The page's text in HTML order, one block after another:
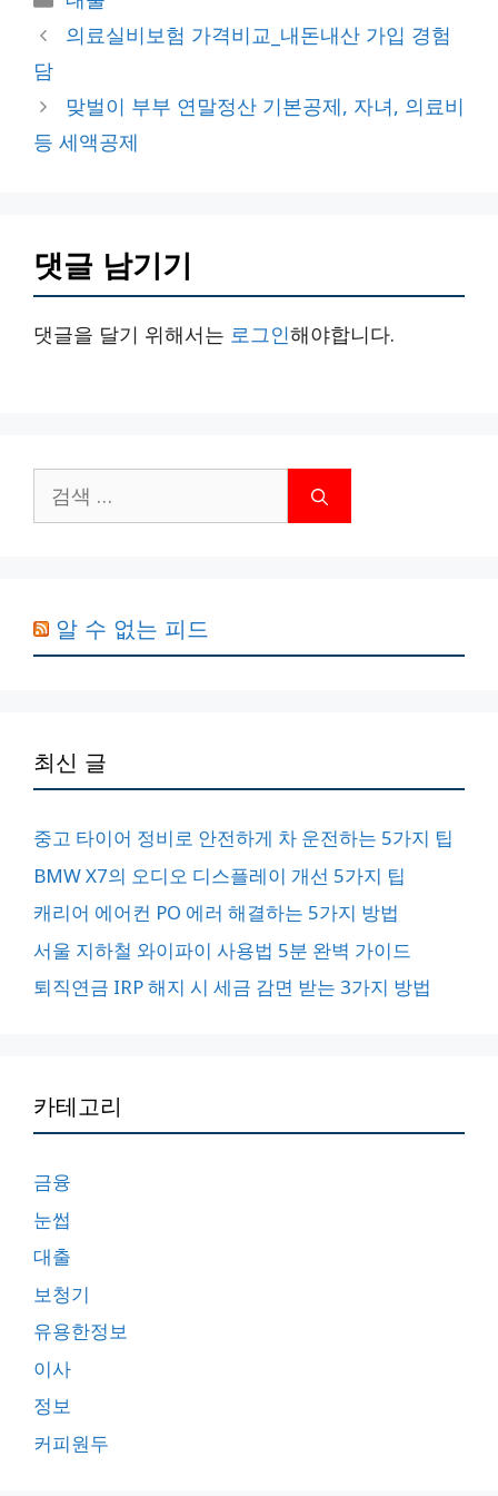
테
고
의료실비보험 가격비교_내돈내산 가입 경험
담
맞벌이 부부 연말정산 기본공제, 자녀, 의료비
등 세액공제
댓글 남기기
댓글을 달기 위해서는 로그인해야합니다.
색:
알 수 없는 피드
최신 글
중고 타이어 정비로 안전하게 차 운전하는 5가지 팁
BMW X7의 오디오 디스플레이 개선 5가지 팁
캐리어 에어컨 PO 에러 해결하는 5가지 방법
서울 지하철 와이파이 사용법 5분 완벽 가이드
퇴직연금 IRP 해지 시 세금 감면 받는 3가지 방법
카테고리
금융
눈썹
대출
보청기
유용한정보
이사
정보
커피원두